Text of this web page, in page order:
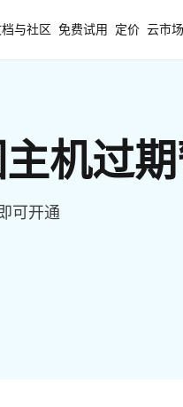
与社区 免费试用 定价 云市场
机过
可开通